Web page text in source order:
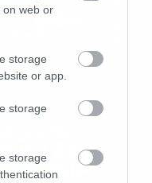
on web or
storage
or app.
storage
storage
με το
θα
του»